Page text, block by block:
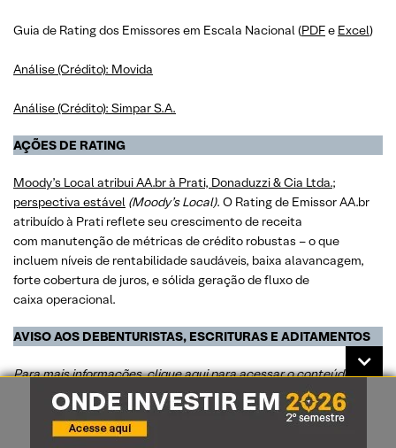
Guia de Rating dos Emissores em Escala Nacional (PDFe Excel)
Análise (Crédito): Movida
Análise (Crédito): Simpar S.A.
AÇÕES DE RATING
Moody’s Local atribui AA.br à Prati, Donaduzzi & Cia Ltda.;
perspectiva estável (Moody’s Local). O Rating de Emissor AA.br
atribuído à Prati reflete seu crescimento de receita
com manutenção de métricas de crédito robustas – o que
incluem níveis de rentabilidade saudáveis, baixa alavancagem,
forte cobertura de juros, e sólida geração de fluxo de
caixa operacional.
AVISO AOS DEBENTURISTAS, ESCRITURAS E ADITAMENTOS
Para mais informações,clique aquipara acessar o conteúdo
completo.